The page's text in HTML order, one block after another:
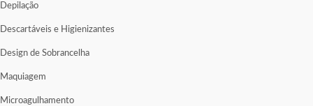
Depilação
Descartáveis e Higienizantes
Design de Sobrancelha
Maquiagem
Microagulhamento